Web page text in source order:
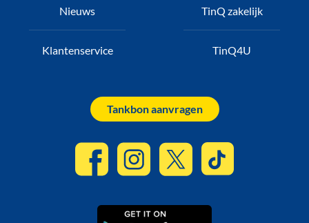
Nieuws
Klantenservice
TinQ zakelijk
TinQ4U
Tankbon aanvragen